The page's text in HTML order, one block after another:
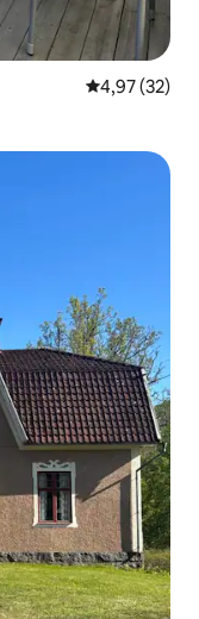
Միջին
4,97 (32)